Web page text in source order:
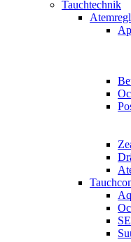
Tauchtechnik